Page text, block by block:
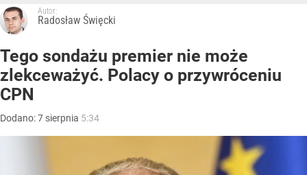
Autor:
Radosław Święcki
Tego sondażu premier nie może
zlekceważyć. Polacy o przywróceniu
CPN
Dodano:7 sierpnia 5:34